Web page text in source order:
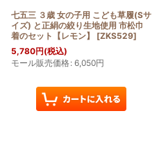
七五三 ３歳 女の子用 こども草履(Sサ
イズ) と正絹の絞り生地使用 市松巾
着のセット【レモン】
[ZKS529]
5,780円(税込)
モール販売価格: 6,050円